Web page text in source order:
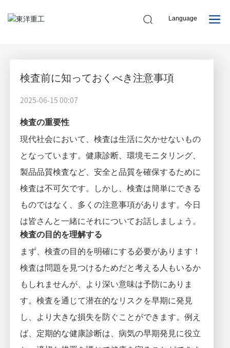
Language
English
企業動態 業種動態
検査前に知っておくべき注意事項
2025-06-15 00:07
検査の重要性
現代社会において、検査は生活に欠かせないもの
となっています。健康診断、環境モニタリング、
製品品質検査など、安全と品質を確保するために
検査は不可欠です。しかし、検査は簡単にできる
ものではなく、多くの注意事項があります。今日
は皆さんと一緒にそれについてお話しましょう。
検査の目的を理解する
まず、検査の目的を明確にする必要があります！
検査は問題を見つけるためだと考える人もいるか
もしれませんが、より深い意味は予防にありま
す。検査を通じて潜在的なリスクを早期に発見
し、より大きな損失を防ぐことができます。例え
ば、定期的な健康診断は、病気の早期発見に役立